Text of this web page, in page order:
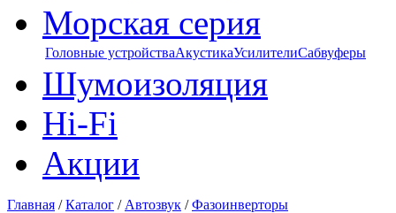
Морская серия
Головные устройстваАкустикаУсилителиСабвуферы
Шумоизоляция
Hi-Fi
Акции
Главная /Каталог / Автозвук /Фазоинверторы